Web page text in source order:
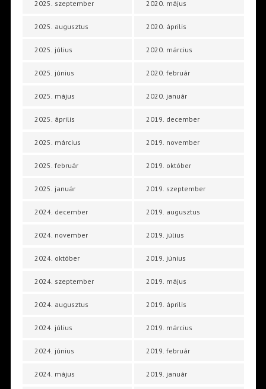
2025. szeptember
2025. augusztus
2025. július
2025. június
2025. május
2025. április
2025. március
2025. február
2025. január
2024. december
2024. november
2024. október
2024. szeptember
2024. augusztus
2024. július
2024. június
2024. május
2020. május
2020. április
2020. március
2020. február
2020. január
2019. december
2019. november
2019. október
2019. szeptember
2019. augusztus
2019. július
2019. június
2019. május
2019. április
2019. március
2019. február
2019. január